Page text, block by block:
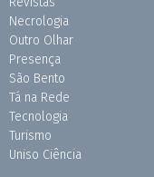
Necrologia
Outro Olhar
Presença
São Bento
Tá na Rede
Tecnologia
Turismo
Uniso Ciência